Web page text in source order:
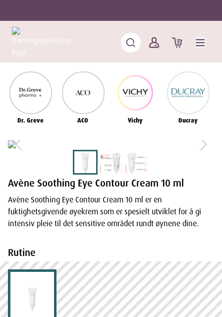
Dr. Greve ACO Vichy Ducray
Avène Soothing Eye Contour Cream 10 ml
Avène Soothing Eye Contour Cream 10 ml er en
fuktighetsgivende øyekrem som er spesielt utviklet for å gi
intensiv pleie til det sensitive området rundt øynene dine.
Rutine